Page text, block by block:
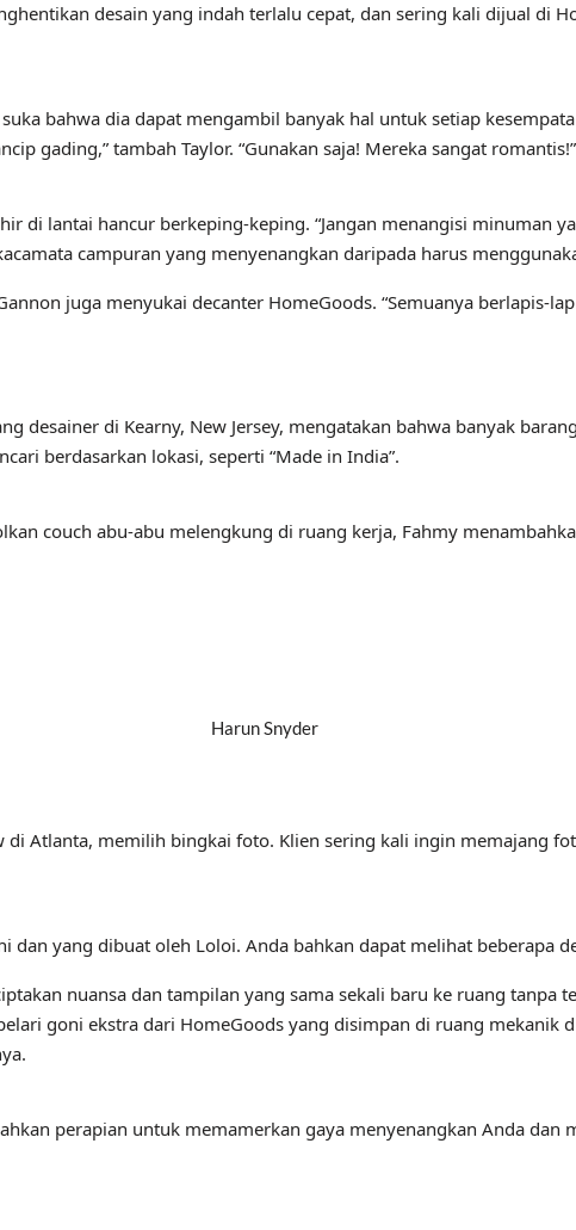
desain yang indah terlalu cepat, dan sering kali dijual
bahwa dia dapat mengambil banyak hal untuk setiap
gading,” tambah Taylor. “Gunakan saja! Mereka sangat romantis!”
lantai hancur berkeping-keping. “Jangan menangisi minuman
campuran yang menyenangkan daripada harus
juga menyukai decanter HomeGoods. “Semuanya berlapis-
di Kearny, New Jersey, mengatakan bahwa banyak
berdasarkan lokasi, seperti “Made in India”.
couch abu-abu melengkung di ruang kerja, Fahmy
Harun Snyder
Atlanta, memilih bingkai foto. Klien sering kali ingin
yang dibuat oleh Loloi. Anda bahkan dapat melihat beberapa
nuansa dan tampilan yang sama sekali baru ke ruang
goni ekstra dari HomeGoods yang disimpan di ruang
perapian untuk memamerkan gaya menyenangkan Anda dan